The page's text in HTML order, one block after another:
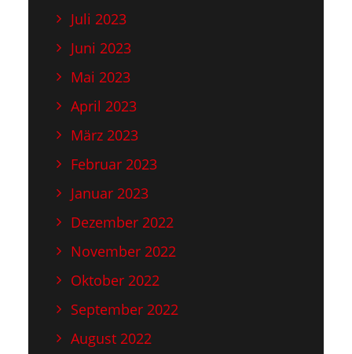
Juli 2023
Juni 2023
Mai 2023
April 2023
März 2023
Februar 2023
Januar 2023
Dezember 2022
November 2022
Oktober 2022
September 2022
August 2022